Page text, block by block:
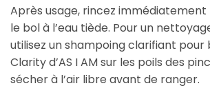
Après usage, rincez immédiatement
le bol à l’eau tiède. Pour un
utilisez un shampoing clarifiant pour
Clarity d’AS I AM sur les poils des
sécher à l’air libre avant de ranger.